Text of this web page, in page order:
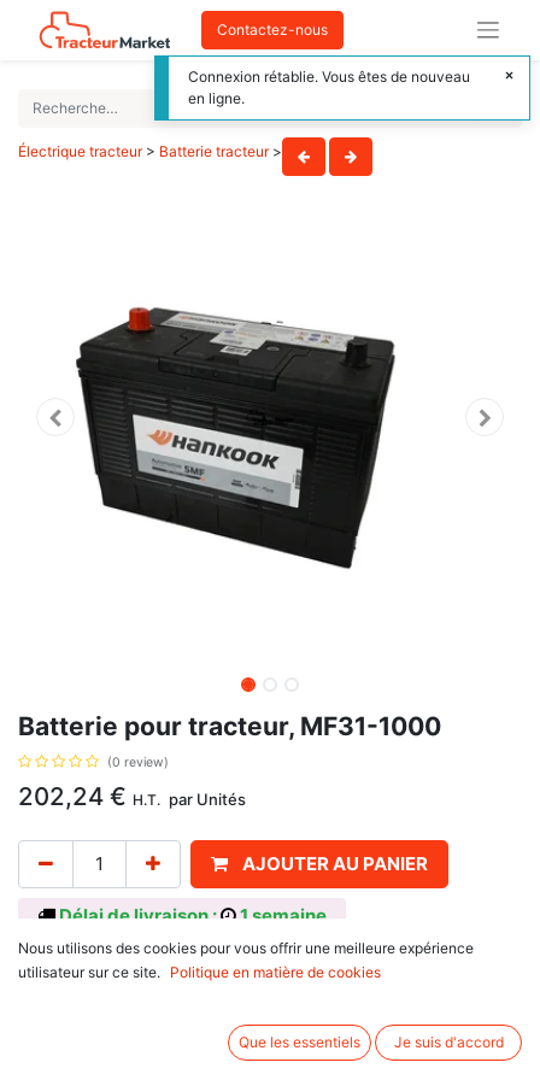
Contactez-nous
Électrique tracteur> Batterie tracteur>
Batterie pour tracteur, MF31-1000
(0 review)
202,24 € H.T. par Unités
AJOUTER AU PANIER
Délai de livraison : 1 semaine
Batterie 12 Volt, avec pour référence d'origine MF31-1000.
Nous utilisons des cookies pour vous offrir une meilleure expérience
utilisateur sur ce site.
Politique en matière de cookies
Que les essentiels Je suis d'accord
Connexion rétablie. Vous êtes de nouveau
en ligne.